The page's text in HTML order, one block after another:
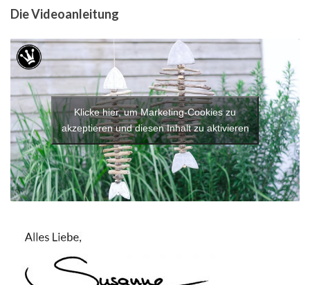
Die Videoanleitung
Klicke hier, um Marketing-Cookies zu
akzeptieren und diesen Inhalt zu aktivieren